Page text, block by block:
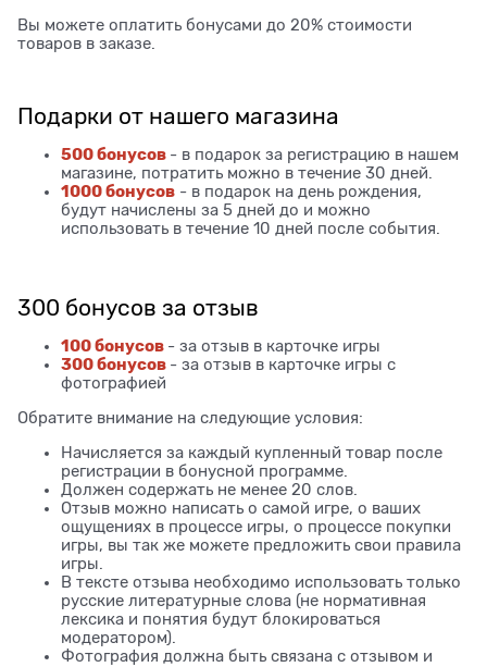
Вы можете оплатить бонусами до 20% стоимости
товаров в заказе.
Подарки от нашего магазина
500 бонусов - в подарок за регистрацию в нашем
магазине, потратить можно в течение 30 дней.
1000 бонусов - в подарок на день рождения,
будут начислены за 5 дней до и можно
использовать в течение 10 дней после события.
300 бонусов за отзыв
100 бонусов - за отзыв в карточке игры
300 бонусов - за отзыв в карточке игры с
фотографией
Обратите внимание на следующие условия:
Начисляется за каждый купленный товар после
регистрации в бонусной программе.
Должен содержать не менее 20 слов.
Отзыв можно написать о самой игре, о ваших
ощущениях в процессе игры, о процессе покупки
игры, вы так же можете предложить свои правила
игры.
В тексте отзыва необходимо использовать только
русские литературные слова (не нормативная
лексика и понятия будут блокироваться
модератором).
Фотография должна быть связана с отзывом и